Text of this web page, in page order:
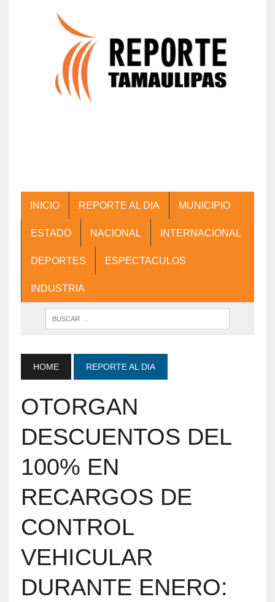
INICIO REPORTE AL DIA MUNICIPIO
ESTADO NACIONAL INTERNACIONAL
DEPORTES ESPECTACULOS
INDUSTRIA
HOME REPORTE AL DIA
OTORGAN
DESCUENTOS DEL
100% EN
RECARGOS DE
CONTROL
VEHICULAR
DURANTE ENERO: